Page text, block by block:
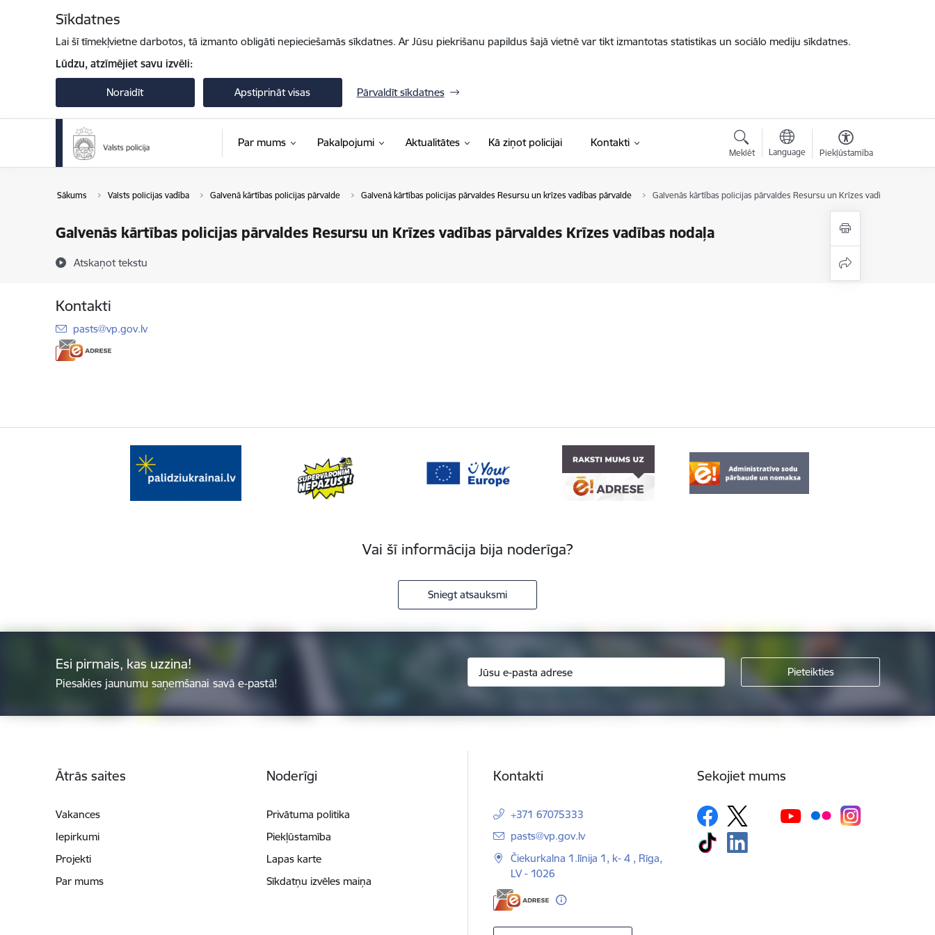
Sīkdatnes
Lai šī tīmekļvietne darbotos, tā izmanto obligāti nepieciešamās sīkdatnes. Ar Jūsu piekrišanu papildus šajā vietnē var tikt izmantotas statistikas un sociālo mediju sīkdatnes.
Lūdzu, atzīmējiet savu izvēli:
Noraidīt Apstiprināt visas Pārvaldīt sīkdatnes
Par mums Pakalpojumi Aktualitātes Kā ziņot policijai Kontakti
Meklēt Language Piekļūstamība
Sākums Valsts policijas vadība Galvenā kārtības policijas pārvalde Galvenā kārtības policijas pārvaldes Resursu un krīzes vadības pārvalde Galvenās kārtības policijas pārvaldes Resursu un Krīzes vadības
Galvenās kārtības policijas pārvaldes Resursu un Krīzes vadības pārvaldes Krīzes vadības nodaļa
Atskaņot tekstu
Kontakti
E-pasts:
pasts@vp.gov.lv
Vai šī informācija bija noderīga?
Sniegt atsauksmi
Esi pirmais, kas uzzina!
Piesakies jaunumu saņemšanai savā e-pastā!
Ātrās saites
Vakances
Iepirkumi
Projekti
Par mums
Noderīgi
Privātuma politika
Piekļūstamība
Lapas karte
Sīkdatņu izvēles maiņa
Kontakti
+371 67075333
E-pasts:
pasts@vp.gov.lv
Čiekurkalna 1.līnija 1, k- 4 , Rīga,
LV - 1026
Sekojiet mums